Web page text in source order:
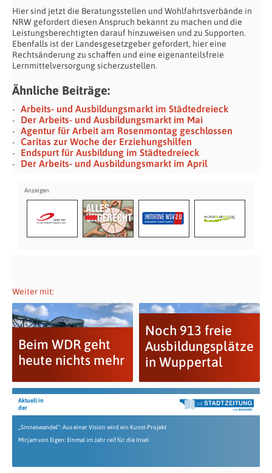
Hier sind jetzt die Beratungsstellen und Wohlfahrtsverbände in
NRW gefordert diesen Anspruch bekannt zu machen und die
Leistungsberechtigten darauf hinzuweisen und zu Supporten.
Ebenfalls ist der Landesgesetzgeber gefordert, hier eine
Rechtsänderung zu schaffen und eine eigenanteilsfreie
Lernmittelversorgung sicherzustellen.
Ähnliche Beiträge:
Arbeits- und Ausbildungsmarkt im Städtedreieck
Der Arbeits- und Ausbildungsmarkt im Mai
Agentur für Arbeit am Rosenmontag geschlossen
Caritas zur Woche der Erziehungshilfen
Endspurt für Ausbildung im Städtedreieck
Der Arbeits- und Ausbildungsmarkt im April
Weiter mit:
Beim WDR geht
heute nichts mehr
Noch 913 freie
Ausbildungsplätze
in Wuppertal
Aktuell in
der
„Sinneswandel“: Aus einer Vision wird ein Kunst-Projekt
Mirjam von Eigen: Einmal im Jahr reif für die Insel